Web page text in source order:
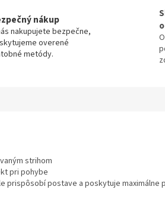
nákup
nakupujete bezpečne,
overené
metódy.
strihom
pri pohybe
prispôsobí postave a poskytuje maximálne